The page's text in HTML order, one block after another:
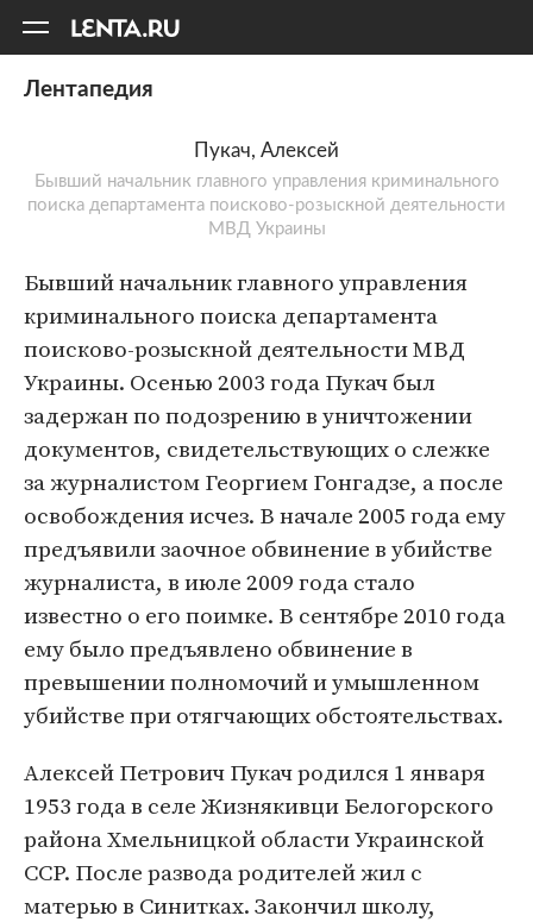
Лентапедия
Пукач, Алексей
Бывший начальник главного управления криминального
поиска департамента поисково-розыскной деятельности
МВД Украины
Бывший начальник главного управления
криминального поиска департамента
поисково-розыскной деятельности МВД
Украины. Осенью 2003 года Пукач был
задержан по подозрению в уничтожении
документов, свидетельствующих о слежке
за журналистом Георгием Гонгадзе, а после
освобождения исчез. В начале 2005 года ему
предъявили заочное обвинение в убийстве
журналиста, в июле 2009 года стало
известно о его поимке. В сентябре 2010 года
ему было предъявлено обвинение в
превышении полномочий и умышленном
убийстве при отягчающих обстоятельствах.
Алексей Петрович Пукач родился 1 января
1953 года в селе Жизнякивци Белогорского
района Хмельницкой области Украинской
ССР. После развода родителей жил с
матерью в Синитках. Закончил школу,